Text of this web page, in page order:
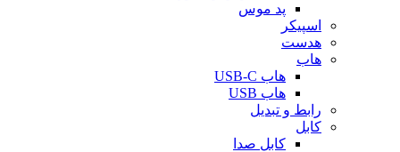
پد موس
اسپیکر
هدست
هاب
هاب USB-C
هاب USB
رابط و تبدیل
کابل
کابل صدا